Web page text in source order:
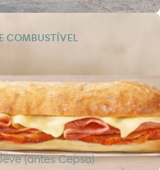
COMBUSTÍVEL
(antes Cepsa)